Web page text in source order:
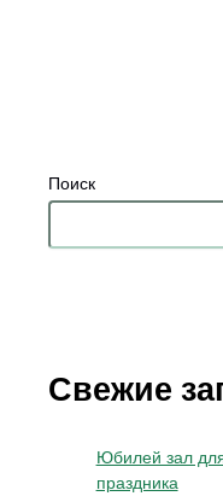
Поиск
Свежие
Юбилей зал
праздника